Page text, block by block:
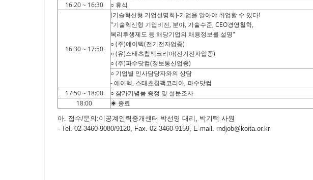
16:20 ~ 16:30
○ 휴식
16:30 ~ 17:50
[기술혁신형 기업설명회]-기업을 알아야 취업할 수 있다!
"기술혁신형 기업비전, 분야, 기술수준, CEO경영철학,
복리후생제도 등 해당기업의 채용정보를 설명"
○ (주)에이텍(전기전자업종)
○ (유)스태츠칩팩코리아(전기전자업종)
○ (주)파수닷컴(정보통신업종)
○ 기업별 인사담당자와의 상담
- 에이텍, 스태츠칩팩코리아, 파수닷컴
17:50 ~ 18:00
○ 참가기념품 증정 및 설문조사
18:00
◈ 종료
아. 접수/문의:이공계인력중개센터 박선영 대리, 박기택 사원
- Tel. 02-3460-9080/9120, Fax. 02-3460-9159, E-mail. rndjob@koita.or.kr